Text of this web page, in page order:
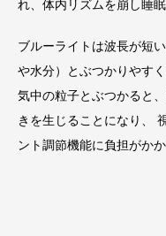
れ、体内リズムを崩し睡
ブルーライトは波長が短
や水分）とぶつかりやす
気中の粒子とぶつかると
きを生じることになり、
ント調節機能に負担がかか